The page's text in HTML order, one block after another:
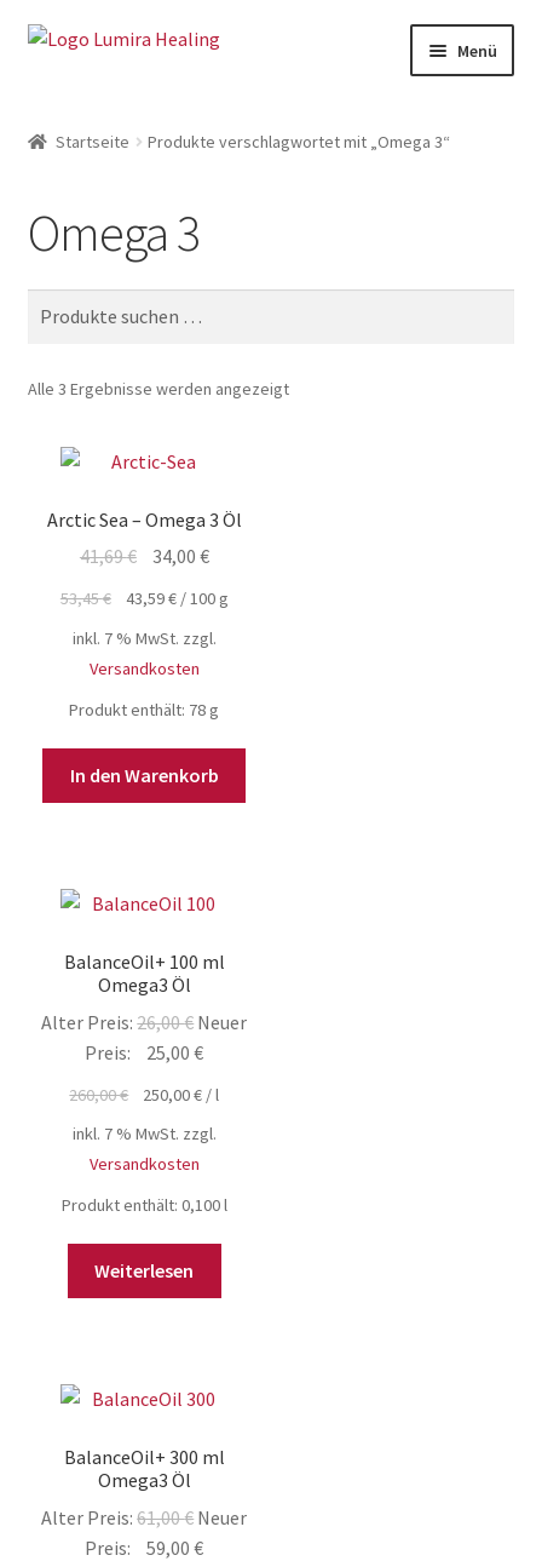
Zur
Zum
Menü
Online Seminare
Therapeuten
SHOP
Weitere Infos
Startseite Produkte verschlagwortet mit „Omega 3“
Omega 3
Alle 3 Ergebnisse werden angezeigt
Arctic Sea – Omega 3 Öl
41,69€ Ursprünglicher
41,69 €
34,00 €Aktueller
ist:
34,00 €.
53,45€ 43,59€/100g
inkl. 7 % MwSt. zzgl.
Versandkosten
Produkt enthält: 78g
In den Warenkorb
BalanceOil+ 100 ml
Omega3 Öl
Alter Preis: 26,00€ Ursprünglicher
Preis
26,00 €
Neuer
Preis:
25,00€Aktueller
ist:
25,00 €.
260,00€ 250,00€ /l
inkl. 7 % MwSt. zzgl.
Versandkosten
Produkt enthält: 0,100l
Weiterlesen
BalanceOil+ 300 ml
Omega3 Öl
Alter Preis: 61,00€ Ursprünglicher
Preis
Neuer
Preis:
59,00€Aktueller